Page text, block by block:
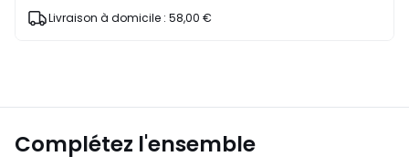
Livraison à domicile : 58,00 €
Complétez l'ensemble